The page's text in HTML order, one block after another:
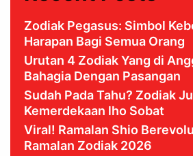
Zodiak Pegasus: Simbol
Harapan Bagi Semua Orang
Urutan 4 Zodiak Yang di
Bahagia Dengan Pasangan
Sudah Pada Tahu? Zodiak
Kemerdekaan lho Sobat
Viral! Ramalan Shio
Ramalan Zodiak 2026